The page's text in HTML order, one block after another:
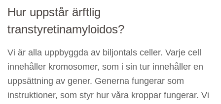
Hur uppstår ärftlig
transtyretinamyloidos?
Vi är alla uppbyggda av biljontals celler. Varje cell
innehåller kromosomer, som i sin tur innehåller en
uppsättning av gener. Generna fungerar som
instruktioner, som styr hur våra kroppar fungerar. Vi